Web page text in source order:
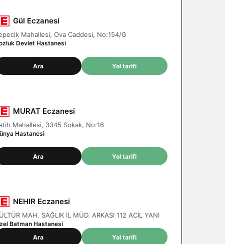
Gül Eczanesi
Mahallesi, Ova Caddesi, No:154/G
Devlet Hastanesi
Ara Yol tarifi
MURAT Eczanesi
Mahallesi, 3345 Sokak, No:16
Hastanesi
Ara Yol tarifi
NEHIR Eczanesi
MAH. SAĞLIK İL MÜD. ARKASI 112 ACİL YANI
Batman Hastanesi
Ara
Yol tarifi